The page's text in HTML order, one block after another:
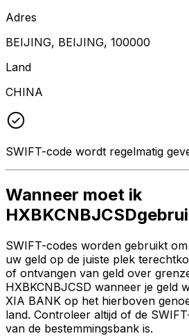
Adres
BEIJING, BEIJING, 100000
Land
CHINA
SWIFT-code wordt regelmatig
Wanneer moet ik
SWIFT-codes worden gebruikt
uw geld op de juiste plek
of ontvangen van geld over
HXBKCNBJCSD wanneer je geld
XIA BANK op het hierboven
land. Controleer altijd of de
van de bestemmingsbank is.